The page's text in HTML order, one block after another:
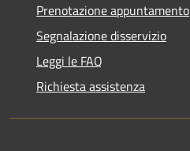
Prenotazione appuntamento
Segnalazione disservizio
Leggi le FAQ
Richiesta assistenza